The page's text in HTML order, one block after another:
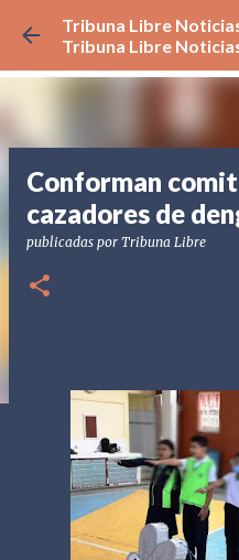
Ir al
Tribuna Libre
Tribuna Libre
Conforman
cazadores de
publicadas por Tribuna Libre